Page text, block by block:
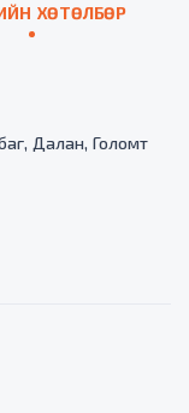
ХӨТӨЛБӨР
Далан, Голомт